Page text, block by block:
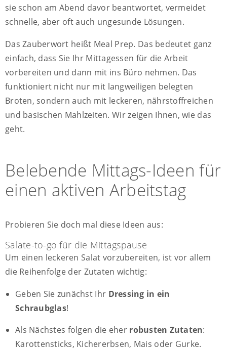
sie schon am Abend davor beantwortet, vermeidet
schnelle, aber oft auch ungesunde Lösungen.
Das Zauberwort heißt Meal Prep. Das bedeutet ganz
einfach, dass Sie Ihr Mittagessen für die Arbeit
vorbereiten und dann mit ins Büro nehmen. Das
funktioniert nicht nur mit langweiligen belegten
Broten, sondern auch mit leckeren, nährstoffreichen
und basischen Mahlzeiten. Wir zeigen Ihnen, wie das
geht.
Belebende Mittags-Ideen für
einen aktiven Arbeitstag
Probieren Sie doch mal diese Ideen aus:
Salate-to-go für die Mittagspause
Um einen leckeren Salat vorzubereiten, ist vor allem
die Reihenfolge der Zutaten wichtig:
Geben Sie zunächst Ihr Dressing in ein
Schraubglas!
Als Nächstes folgen die eher robusten Zutaten:
Karottensticks, Kichererbsen, Mais oder Gurke.